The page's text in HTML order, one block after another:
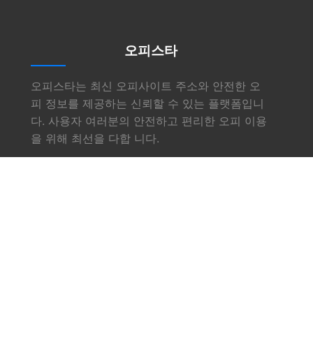
오피스타
오피스타는 최신 오피사이트 주소와 안전한 오
피 정보를 제공하는 신뢰할 수 있는 플랫폼입니
다. 사용자 여러분의 안전하고 편리한 오피 이용
을 위해 최선을 다합 니다.